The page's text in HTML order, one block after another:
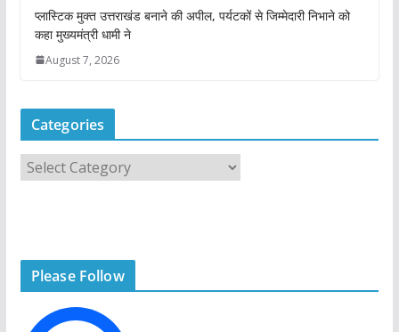
प्लास्टिक मुक्त उत्तराखंड बनाने की अपील, पर्यटकों से जिम्मेदारी निभाने को
कहा मुख्यमंत्री धामी ने
August 7, 2026
Categories
a
r
Please Follow